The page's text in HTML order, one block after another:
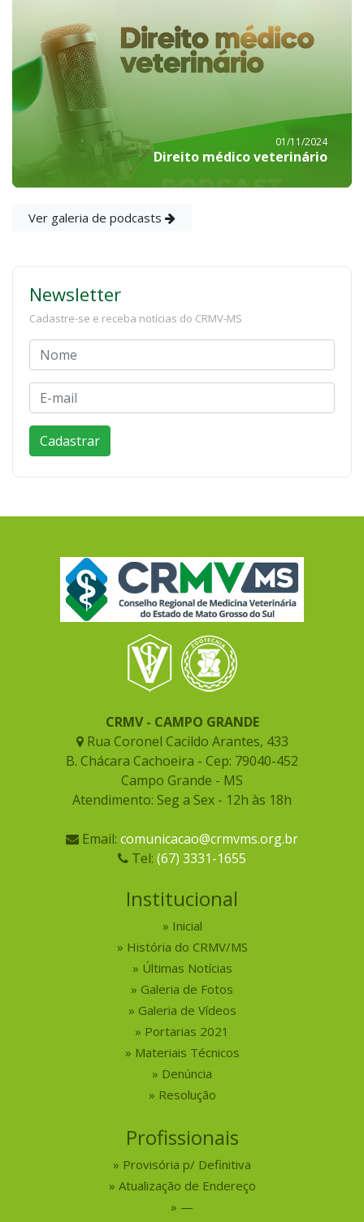
01/11/2024
Direito médico veterinário
Ver galeria de podcasts
Newsletter
Cadastre-se e receba notícias do CRMV-MS
CRMV - CAMPO GRANDE
Rua Coronel Cacildo Arantes, 433
B. Chácara Cachoeira - Cep: 79040-452
Campo Grande - MS
Atendimento: Seg a Sex - 12h às 18h
Email: comunicacao@crmvms.org.br
Tel: (67) 3331-1655
Institucional
Inicial
História do CRMV/MS
Últimas Notícias
Galeria de Fotos
Galeria de Vídeos
Portarias 2021
Materiais Técnicos
Denúncia
Resolução
Profissionais
Provisória p/ Definitiva
Atualização de Endereço
—